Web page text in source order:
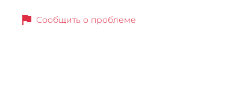
flag Сообщить о проблеме